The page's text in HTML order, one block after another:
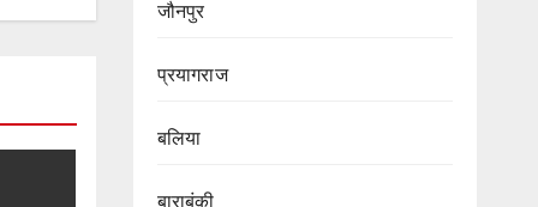
जौनपुर
प्रयागराज
बलिया
बाराबंकी